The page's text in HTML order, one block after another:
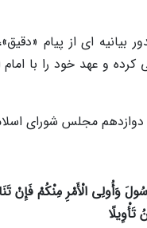
بیانیه ای از پیام
کرده و عهد خود را با
دوازدهم مجلس شورای
وَأُولِی الْأَمْرِ مِنْکُمْ
تَأْوِیلًا